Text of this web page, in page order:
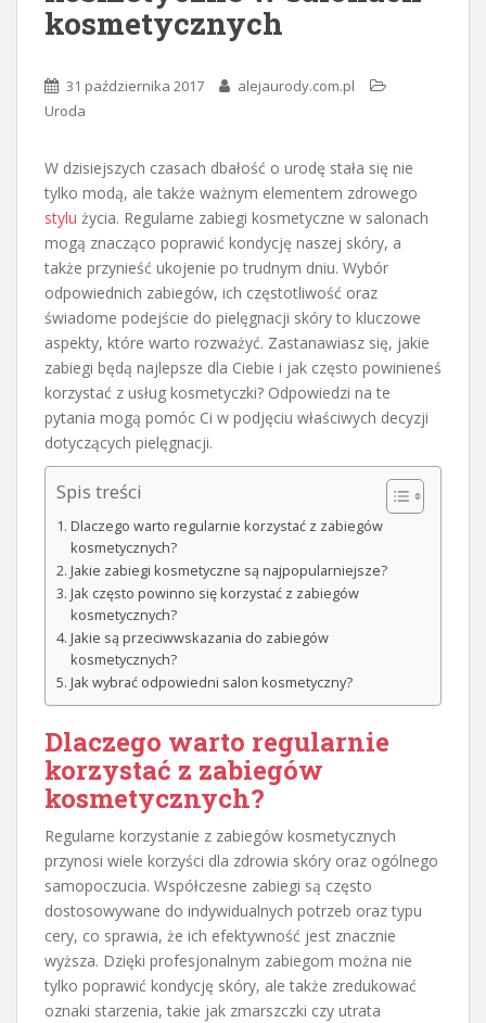
kosmetycznych
31 października 2017
alejaurody.com.pl
Uroda
W dzisiejszych czasach dbałość o urodę stała się nie
tylko modą, ale także ważnym elementem zdrowego
stylu życia. Regularne zabiegi kosmetyczne w salonach
mogą znacząco poprawić kondycję naszej skóry, a
także przynieść ukojenie po trudnym dniu. Wybór
odpowiednich zabiegów, ich częstotliwość oraz
świadome podejście do pielęgnacji skóry to kluczowe
aspekty, które warto rozważyć. Zastanawiasz się, jakie
zabiegi będą najlepsze dla Ciebie i jak często powinieneś
korzystać z usług kosmetyczki? Odpowiedzi na te
pytania mogą pomóc Ci w podjęciu właściwych decyzji
dotyczących pielęgnacji.
Spis treści
Dlaczego warto regularnie korzystać z zabiegów
kosmetycznych?
Jakie zabiegi kosmetyczne są najpopularniejsze?
Jak często powinno się korzystać z zabiegów
kosmetycznych?
Jakie są przeciwwskazania do zabiegów
kosmetycznych?
Jak wybrać odpowiedni salon kosmetyczny?
Dlaczego warto regularnie
korzystać z zabiegów
kosmetycznych?
Regularne korzystanie z zabiegów kosmetycznych
przynosi wiele korzyści dla zdrowia skóry oraz ogólnego
samopoczucia. Współczesne zabiegi są często
dostosowywane do indywidualnych potrzeb oraz typu
cery, co sprawia, że ich efektywność jest znacznie
wyższa. Dzięki profesjonalnym zabiegom można nie
tylko poprawić kondycję skóry, ale także zredukować
oznaki starzenia, takie jak zmarszczki czy utrata